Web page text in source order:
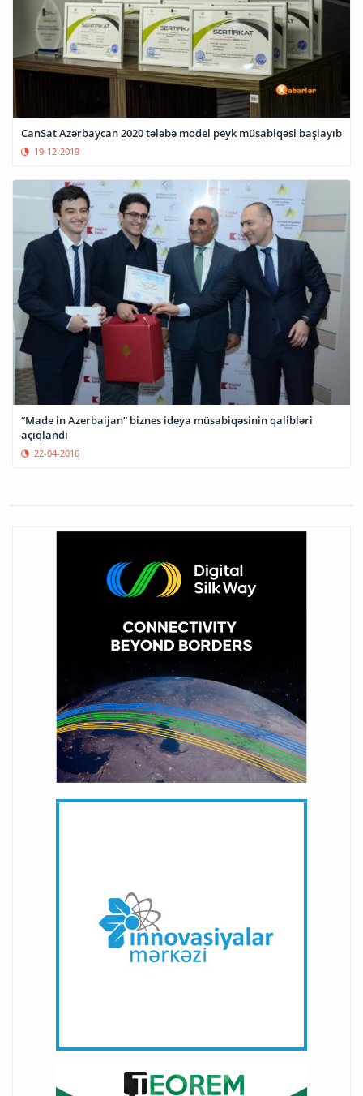
CanSat Azərbaycan 2020 tələbə model peyk müsabiqəsi başlayıb
19-12-2019
“Made in Azerbaijan” biznes ideya müsabiqəsinin qalibləri
açıqlandı
22-04-2016